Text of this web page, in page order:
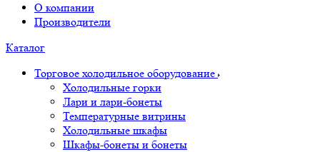
О компании
Производители
Каталог
Торговое холодильное оборудование
Холодильные горки
Лари и лари-бонеты
Температурные витрины
Холодильные шкафы
Шкафы-бонеты и бонеты